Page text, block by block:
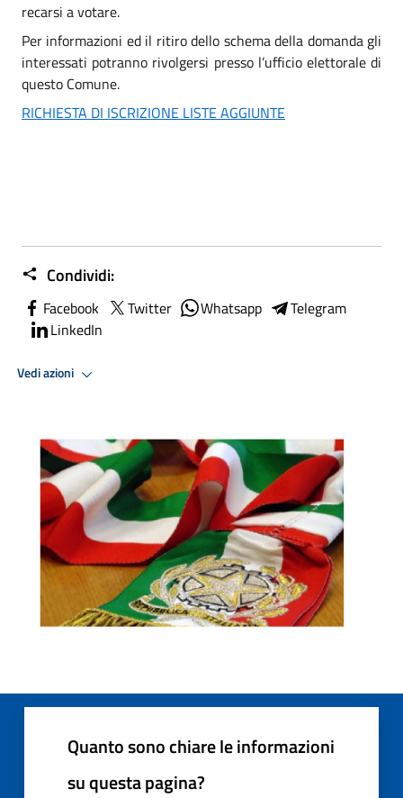
recarsi a votare.
Per informazioni ed il ritiro dello schema della domanda gli
interessati potranno rivolgersi presso l’ufficio elettorale di
questo Comune.
RICHIESTA DI ISCRIZIONE LISTE AGGIUNTE
Condividi:
Facebook Twitter Whatsapp
Telegram
LinkedIn
Vedi azioni
Quanto sono chiare le informazioni
su questa pagina?